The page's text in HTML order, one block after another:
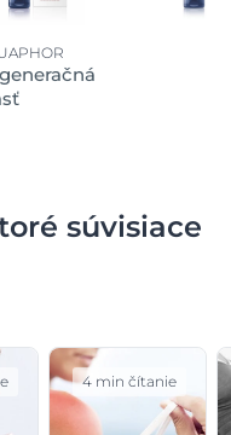
súvisiace
4 min čítanie